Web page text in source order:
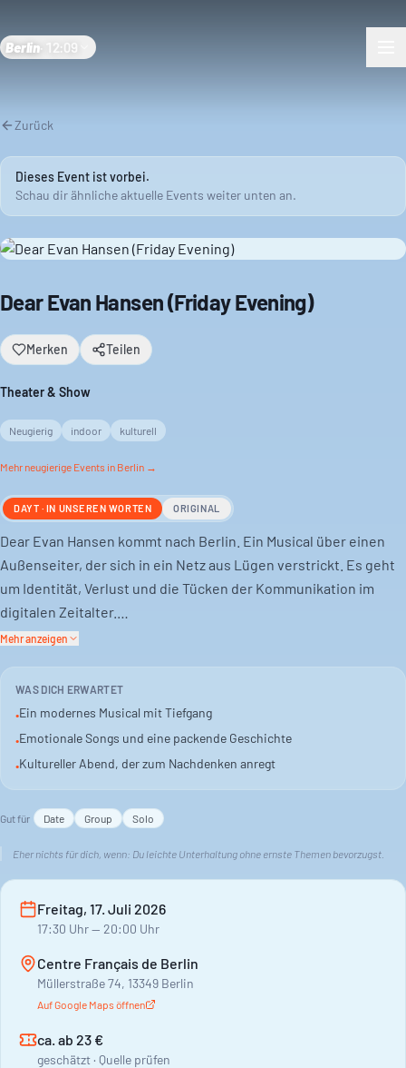
Berlin 12:09
Zurück
Dieses Event ist vorbei.
Schau dir ähnliche aktuelle Events weiter unten an.
Dear Evan Hansen (Friday Evening)
Merken Teilen
Theater & Show
Neugierig indoor kulturell
Mehr neugierige Events in Berlin →
DAYT · IN UNSEREN WORTEN ORIGINAL
Dear Evan Hansen kommt nach Berlin. Ein Musical über einen
Außenseiter, der sich in ein Netz aus Lügen verstrickt. Es geht
um Identität, Verlust und die Tücken der Kommunikation im
digitalen Zeitalter.
werden sollte. Ein Missverständnis löst eine Kette von
Ereignissen aus. Evan Hansen findet sich plötzlich im
Mittelpunkt einer Aufmerksamkeit, die er nie gesucht hat.
Das Stück ist bekannt für seine emotionalen Songs und die
Nachdenken, ohne belehrend zu wirken. Eine moderne
Geschichte, die viele berührt.
Erlebe ein Theatererlebnis, das unter die Haut geht. Das Centre
Français de Berlin bietet den passenden Rahmen für diese
Mehr anzeigen
WAS DICH ERWARTET
•Ein modernes Musical mit Tiefgang
•Emotionale Songs und eine packende Geschichte
•Kultureller Abend, der zum Nachdenken anregt
Gut für Date Group Solo
Eher nichts für dich, wenn: Du leichte Unterhaltung ohne ernste Themen bevorzugst.
Freitag, 17. Juli 2026
17:30 Uhr— 20:00 Uhr
Centre Français de Berlin
Müllerstraße 74, 13349 Berlin
Auf Google Maps öffnen
ca. ab 23 €
geschätzt · Quelle prüfen